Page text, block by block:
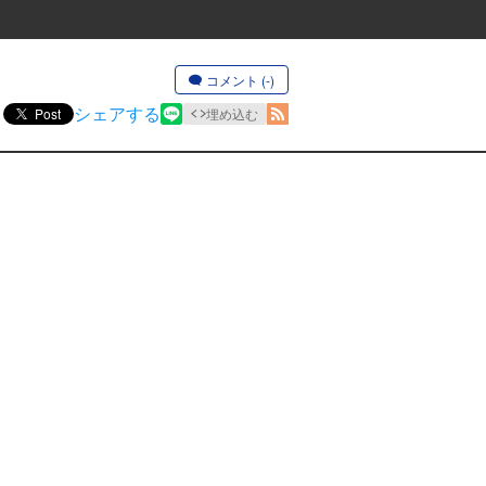
コメント (-)
Post シェアする 埋め込む